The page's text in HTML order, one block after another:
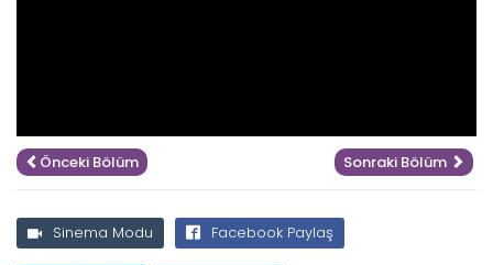
Önceki Bölüm Sonraki Bölüm
Sinema Modu Facebook Paylaş